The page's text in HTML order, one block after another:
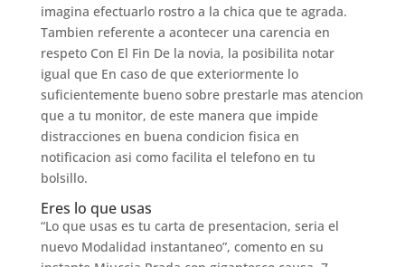
imagina efectuarlo rostro a la chica que te agrada.
Tambien referente a acontecer una carencia en
respeto Con El Fin De la novia, la posibilita notar
igual que En caso de que exteriormente lo
suficientemente bueno sobre prestarle mas atencion
que a tu monitor, de este manera que impide
distracciones en buena condicion fisica en
notificacion asi­ como facilita el telefono en tu
bolsillo.
Eres lo que usas
“Lo que usas es tu carta de presentacion, seria el
nuevo Modalidad instantaneo”, comento en su